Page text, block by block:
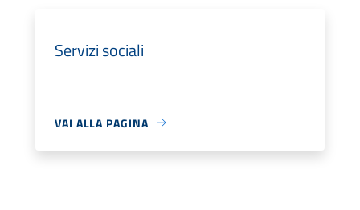
Servizi sociali
VAI ALLA PAGINA